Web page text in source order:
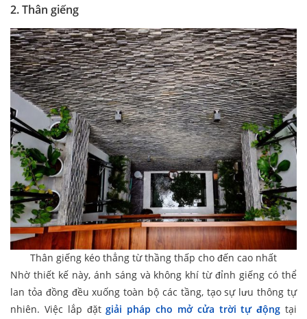
2. Thân giếng
Thân giếng kéo thẳng từ thầng thấp cho đến cao nhất
Nhờ thiết kế này, ánh sáng và không khí từ đỉnh giếng có thể
lan tỏa đồng đều xuống toàn bộ các tầng, tạo sự lưu thông tự
nhiên. Việc lắp đặtgiải pháp cho mở cửa trời tự động tại